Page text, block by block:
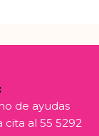
de ayudas
cita al 55 5292